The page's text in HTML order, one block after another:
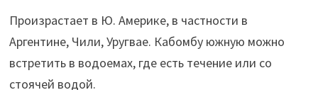
Произрастает в Ю. Америке, в частности в
Аргентине, Чили, Уругвае. Кабомбу южную можно
встретить в водоемах, где есть течение или со
стоячей водой.